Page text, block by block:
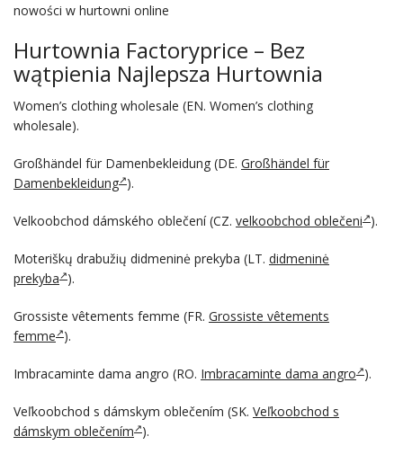
nowości w hurtowni online
Hurtownia Factoryprice – Bez
wątpienia Najlepsza Hurtownia
Women’s clothing wholesale (EN. Women’s clothing
wholesale).
Großhändel für Damenbekleidung (DE. Großhändel für
Damenbekleidung ).
Velkoobchod dámského oblečení (CZ. velkoobchod oblečeni ).
Moteriškų drabužių didmeninė prekyba (LT. didmeninė
prekyba ).
Grossiste vêtements femme (FR. Grossiste vêtements
femme ).
Imbracaminte dama angro (RO. Imbracaminte dama angro ).
Veľkoobchod s dámskym oblečením (SK. Veľkoobchod s
dámskym oblečením ).